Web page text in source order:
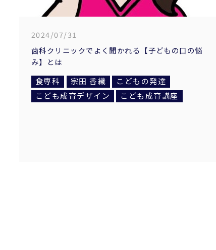
2024/07/31
歯科クリニックでよく聞かれる【子どもの口の悩
み】とは
食専科
宗田 香織
こどもの発達
こども成育デザイン
こども成育講座